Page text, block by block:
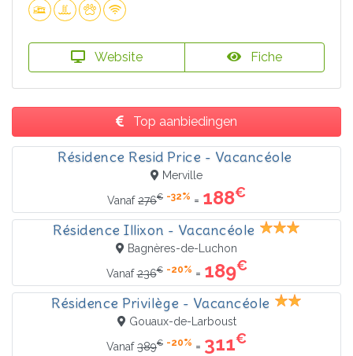
Website Fiche
Top aanbiedingen
Résidence Resid Price - Vacancéole
Merville
Vanaf276€ -32% = 188€
Résidence Illixon - Vacancéole
Bagnères-de-Luchon
Vanaf236€ -20% = 189€
Résidence Privilège - Vacancéole
Gouaux-de-Larboust
Vanaf389€ -20% = 311€